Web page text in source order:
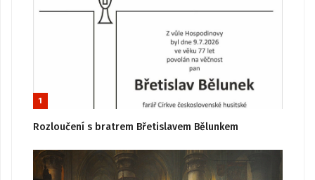
1
Rozloučení s bratrem Břetislavem Bělunkem